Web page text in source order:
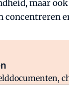
maar